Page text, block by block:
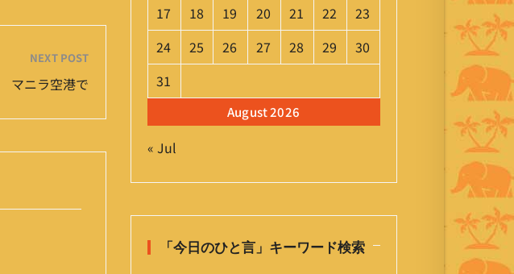
NEXT POST
マニラ空港で
August 2026
17
18 19 20 21 22
23
24
25 26 27 28 29
30
31
« Jul
「今日のひと言」キーワード検索